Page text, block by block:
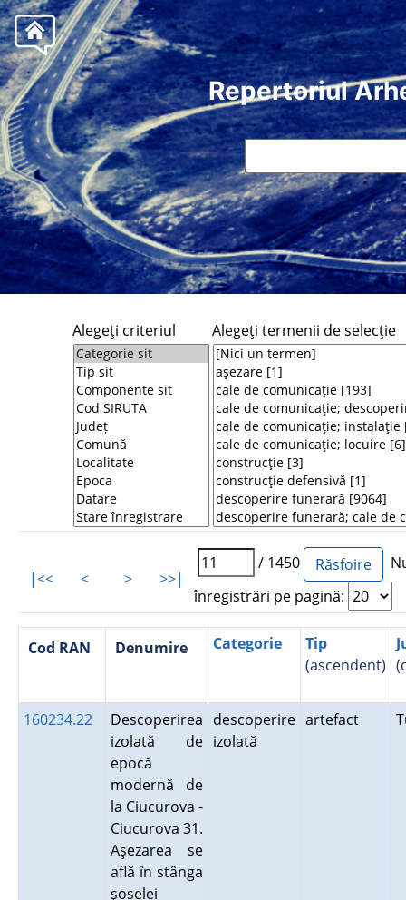
Repertoriul
Alegeţi criteriul Alegeţi termenii de selecţie
|<< < > >>|
/ 1450
înregistrări pe pagină:
Cod RAN Denumire Categorie
Tip
(ascendent)
160234.22
Descoperirea
izolată de
epocă
modernă de
la Ciucurova -
Ciucurova 31.
Aşezarea se
află în stânga
şoselei
descoperire
izolată
artefact